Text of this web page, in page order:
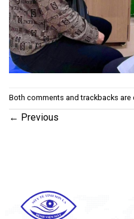
Both comments and trackbacks are
← Previous